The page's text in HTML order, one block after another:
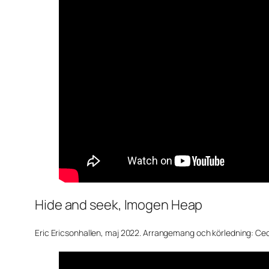
Hide and seek, Imogen Heap
Eric Ericsonhallen, maj 2022. Arrangemang och körledning: